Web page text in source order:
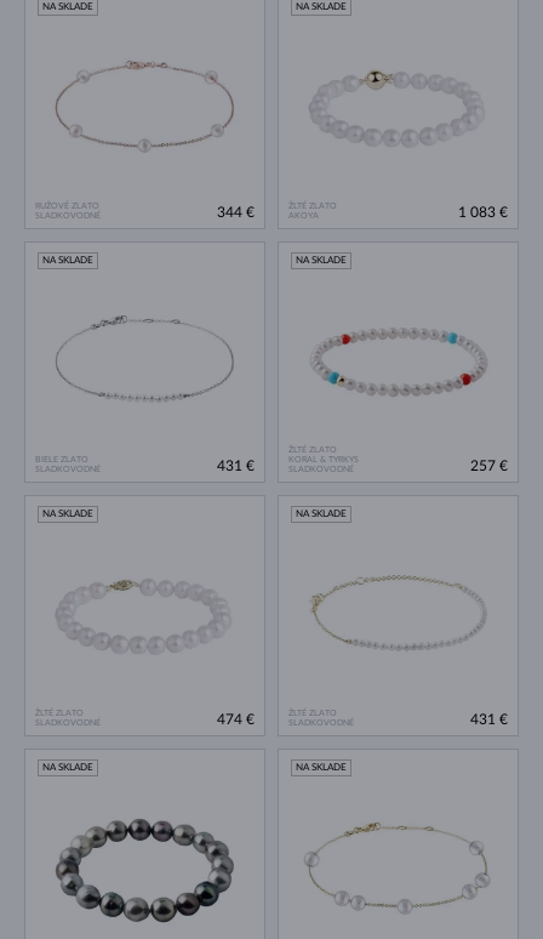
RUŽOVÉ ZLATO
SLADKOVODNÉ
NA SKLADE
344 €
ŽLTÉ ZLATO
AKOYA
NA SKLADE
1 083 €
BIELE ZLATO
SLADKOVODNÉ
NA SKLADE
431 €
ŽLTÉ ZLATO
KORAL & TYRKYS
SLADKOVODNÉ
NA SKLADE
257 €
ŽLTÉ ZLATO
SLADKOVODNÉ
NA SKLADE
474 €
ŽLTÉ ZLATO
SLADKOVODNÉ
NA SKLADE
431 €
NA SKLADE NA SKLADE